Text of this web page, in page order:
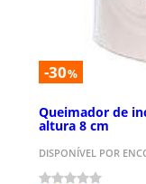
-30%
Queimador de
altura 8 cm
DISPONÍVEL POR